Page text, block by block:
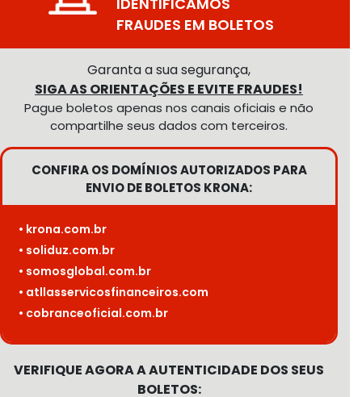
FRAUDES EM BOLETOS
Garanta a sua segurança,
SIGA AS ORIENTAÇÕES E EVITE FRAUDES!
Pague boletos apenas nos canais oficiais e não
compartilhe seus dados com terceiros.
CONFIRA OS DOMÍNIOS AUTORIZADOS PARA
ENVIO DE BOLETOS KRONA:
• krona.com.br
• soliduz.com.br
• somosglobal.com.br
• atllasservicosfinanceiros.com
• cobranceoficial.com.br
VERIFIQUE AGORA A AUTENTICIDADE DOS SEUS
BOLETOS: